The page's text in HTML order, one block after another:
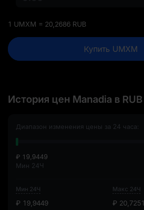
1 UMXM = 20,2686 RUB
Купить UMXM
История цен Manadia в RUB
Диапазон изменения цены за 24 часа:
₽ 19,9449
Мин 24Ч
Мин 24Ч
₽ 19,9449
Макс 24Ч
₽ 20,7251